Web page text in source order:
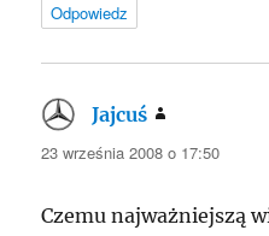
Odpowiedz
Jajcuś
23 września 2008 o 17:50
Czemu najważniejszą